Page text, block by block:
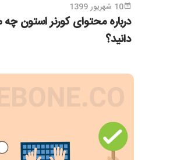
10 شهریور 1399
درباره محتوای کورنر استون
دانید؟